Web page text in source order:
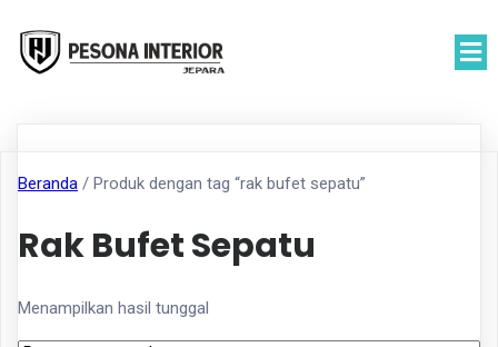
Beranda / Produk dengan tag “rak bufet sepatu”
Rak Bufet Sepatu
Menampilkan hasil tunggal